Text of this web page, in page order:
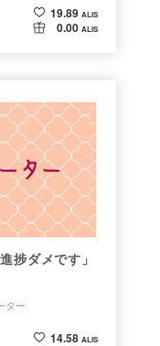
19.89 ALIS
0.00 ALIS
捗ダメです」
ター
14.58 ALIS